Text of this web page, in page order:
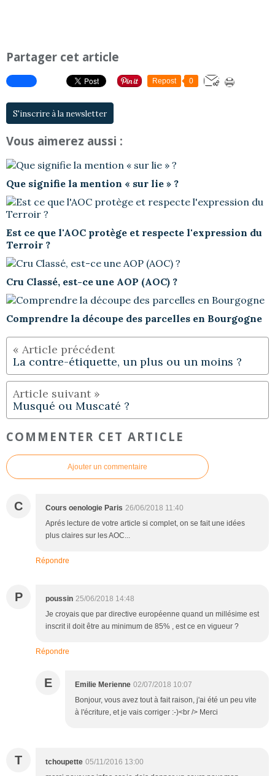
Partager cet article
Repost 0
S'inscrire à la newsletter
Vous aimerez aussi :
Que signifie la mention « sur lie » ?
Est ce que l'AOC protège et respecte l'expression du
Terroir ?
Cru Classé, est-ce une AOP (AOC) ?
Comprendre la découpe des parcelles en Bourgogne
La contre-étiquette, un plus ou un moins ?
Musqué ou Muscaté ?
COMMENTER CET ARTICLE
Ajouter un commentaire
C Cours oenologie Paris 26/06/2018 11:40
Aprés lecture de votre article si complet, on se fait une idées
plus claires sur les AOC...
Répondre
P poussin 25/06/2018 14:48
Je croyais que par directive européenne quand un millésime est
inscrit il doit être au minimum de 85% , est ce en vigueur ?
Répondre
E Emilie Merienne 02/07/2018 10:07
Bonjour, vous avez tout à fait raison, j'ai été un peu vite
à l'écriture, et je vais corriger :-)<br /> Merci
T tchoupette 05/11/2016 13:00